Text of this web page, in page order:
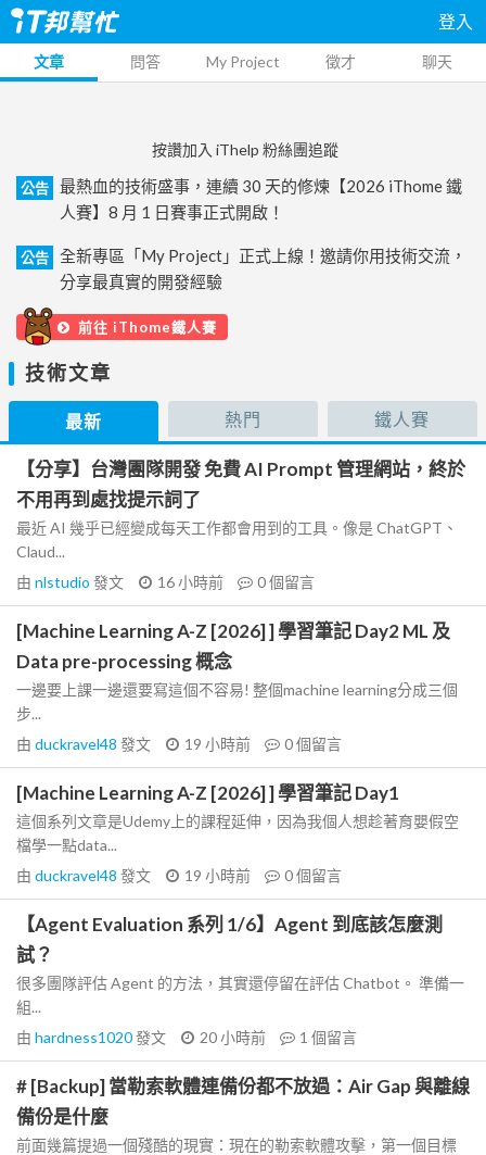
登入
文章 問答 My Project 徵才 聊天
按讚加入 iThelp 粉絲團追蹤
公告
最熱血的技術盛事，連續 30 天的修煉【2026 iThome 鐵
人賽】8 月 1 日賽事正式開啟！
公告
全新專區「My Project」正式上線！邀請你用技術交流，
分享最真實的開發經驗
前往 iThome鐵人賽
技術文章
最新 熱門 鐵人賽
【分享】台灣團隊開發 免費 AI Prompt 管理網站，終於
不用再到處找提示詞了
最近 AI 幾乎已經變成每天工作都會用到的工具。像是 ChatGPT、
Claud...
由 nlstudio 發文 16 小時前 0個留言
[Machine Learning A-Z [2026] ] 學習筆記 Day2 ML 及
Data pre-processing 概念
一邊要上課一邊還要寫這個不容易! 整個machine learning分成三個
步...
由 duckravel48 發文 19 小時前 0個留言
[Machine Learning A-Z [2026] ] 學習筆記 Day1
這個系列文章是Udemy上的課程延伸，因為我個人想趁著育嬰假空
檔學一點data...
由 duckravel48 發文 19 小時前 0個留言
【Agent Evaluation 系列 1/6】Agent 到底該怎麼測
試？
很多團隊評估 Agent 的方法，其實還停留在評估 Chatbot。 準備一
組...
由 hardness1020發文 20 小時前 1 個留言
# [Backup] 當勒索軟體連備份都不放過：Air Gap 與離線
備份是什麼
前面幾篇提過一個殘酷的現實：現在的勒索軟體攻擊，第一個目標